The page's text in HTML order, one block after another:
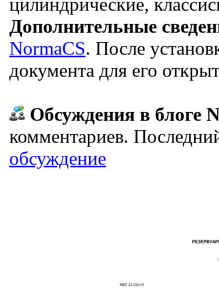
Дополнительные
NormaCS. После
документа для его
Обсуждения в блоге
комментариев.
обсуждение